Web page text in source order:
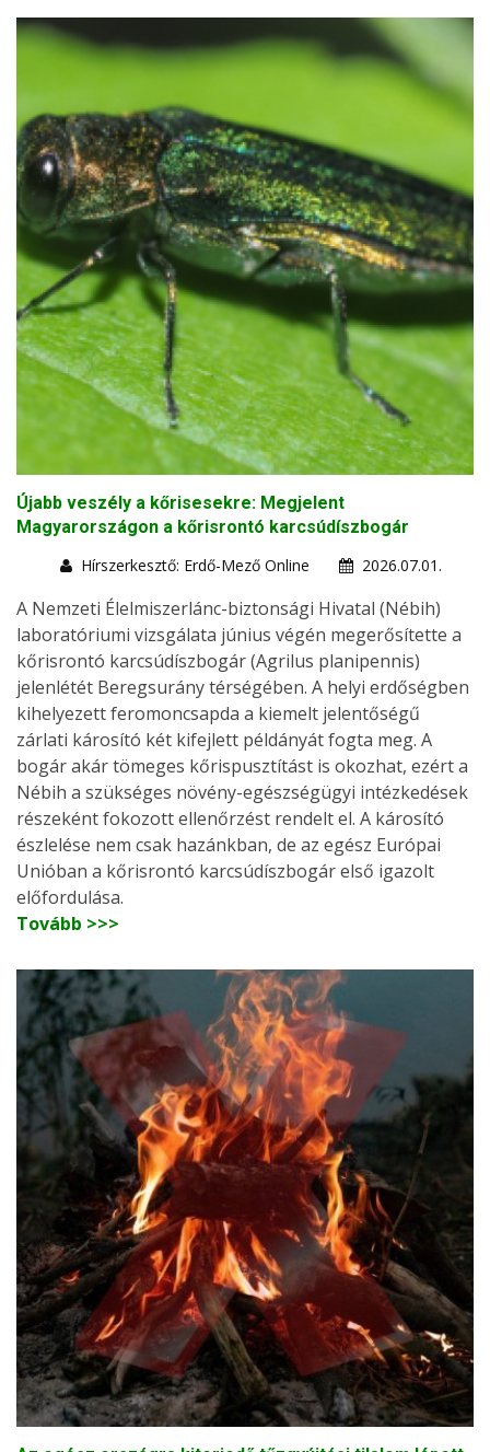
Újabb veszély a kőrisesekre: Megjelent
Magyarországon a kőrisrontó karcsúdíszbogár
Hírszerkesztő: Erdő-Mező Online
2026.07.01.
A Nemzeti Élelmiszerlánc-biztonsági Hivatal (Nébih)
laboratóriumi vizsgálata június végén megerősítette a
kőrisrontó karcsúdíszbogár (Agrilus planipennis)
jelenlétét Beregsurány térségében. A helyi erdőségben
kihelyezett feromoncsapda a kiemelt jelentőségű
zárlati károsító két kifejlett példányát fogta meg. A
bogár akár tömeges kőrispusztítást is okozhat, ezért a
Nébih a szükséges növény-egészségügyi intézkedések
részeként fokozott ellenőrzést rendelt el. A károsító
észlelése nem csak hazánkban, de az egész Európai
Unióban a kőrisrontó karcsúdíszbogár első igazolt
előfordulása.
Tovább >>>